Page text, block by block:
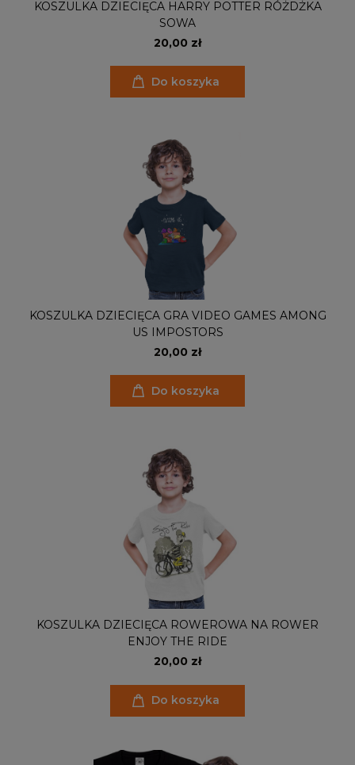
KOSZULKA DZIECIĘCA HARRY POTTER RÓŻDŻKA
SOWA
20,00 zł
Do koszyka
KOSZULKA DZIECIĘCA GRA VIDEO GAMES AMONG
US IMPOSTORS
20,00 zł
Do koszyka
KOSZULKA DZIECIĘCA ROWEROWA NA ROWER
ENJOY THE RIDE
20,00 zł
Do koszyka